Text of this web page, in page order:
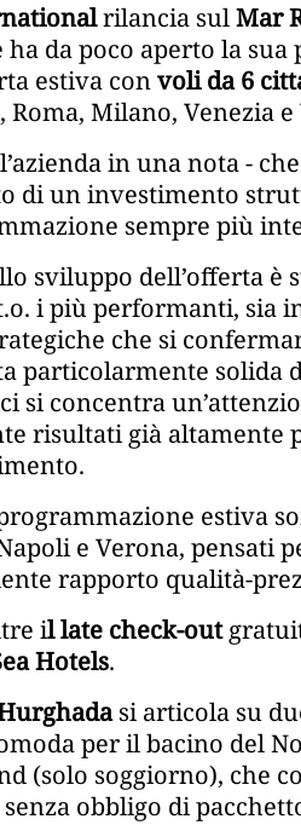
rilancia sulMar
ha da poco aperto la sua
estiva convoli da 6
Milano, Venezia e
in una nota -
di un investimento
sempre più
sviluppo dell’offerta è
i più performanti,
che si
particolarmente solida
si concentra
risultati già altamente
estiva
e Verona, pensati
rapporto qualità-
il late check-out
Hotels.
si articola su
per il bacino del
(solo soggiorno), che
obbligo di